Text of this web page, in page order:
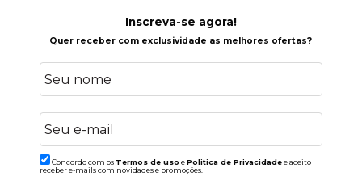
Inscreva-se agora!
Quer receber com exclusividade as melhores ofertas?
Concordo com os Termos de uso ePolitica de Privacidadee aceito
receber e-mails com novidades e promoções.